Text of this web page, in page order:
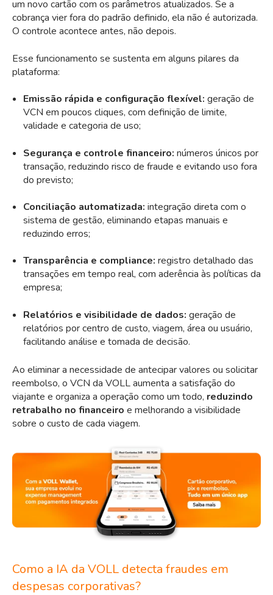
um novo cartão com os parâmetros atualizados. Se a
cobrança vier fora do padrão definido, ela não é autorizada.
O controle acontece antes, não depois.
Esse funcionamento se sustenta em alguns pilares da
plataforma:
Emissão rápida e configuração flexível: geração de
VCN em poucos cliques, com definição de limite,
validade e categoria de uso;
Segurança e controle financeiro: números únicos por
transação, reduzindo risco de fraude e evitando uso fora
do previsto;
Conciliação automatizada: integração direta com o
sistema de gestão, eliminando etapas manuais e
reduzindo erros;
Transparência e compliance: registro detalhado das
transações em tempo real, com aderência às políticas da
empresa;
Relatórios e visibilidade de dados: geração de
relatórios por centro de custo, viagem, área ou usuário,
facilitando análise e tomada de decisão.
Ao eliminar a necessidade de antecipar valores ou solicitar
reembolso, o VCN da VOLL aumenta a satisfação do
viajante e organiza a operação como um todo, reduzindo
retrabalho no financeiro e melhorando a visibilidade
sobre o custo de cada viagem.
Como a IA da VOLL detecta fraudes em
despesas corporativas?